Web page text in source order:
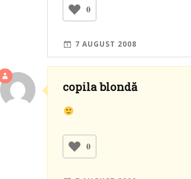
0
7 AUGUST 2008
copila blondă
0